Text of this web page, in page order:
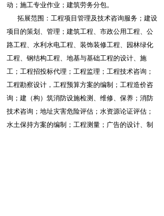
项目的策划、管理；建筑工程、市政公用工程、公
路工程、水利水电工程、装饰装修工程、园林绿化
工程、钢结构工程、地基与基础工程的设计、施
工；工程招投标代理；工程监理；工程技术咨询；
工程勘察设计，工程预算方案的编制；工程造价咨
询；建（构）筑消防设施检测、维修、保养；消防
技术咨询；地址灾害危险评估；水资源论证评估；
水土保持方案的编制；工程测量；广告的设计、制